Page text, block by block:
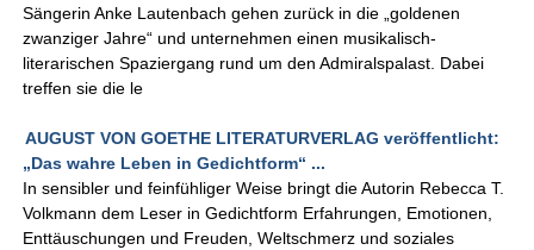
Sängerin Anke Lautenbach gehen zurück in die „goldenen
zwanziger Jahre“ und unternehmen einen musikalisch-
literarischen Spaziergang rund um den Admiralspalast. Dabei
treffen sie die le
AUGUST VON GOETHE LITERATURVERLAG veröffentlicht:
„Das wahre Leben in Gedichtform“ ...
In sensibler und feinfühliger Weise bringt die Autorin Rebecca T.
Volkmann dem Leser in Gedichtform Erfahrungen, Emotionen,
Enttäuschungen und Freuden, Weltschmerz und soziales